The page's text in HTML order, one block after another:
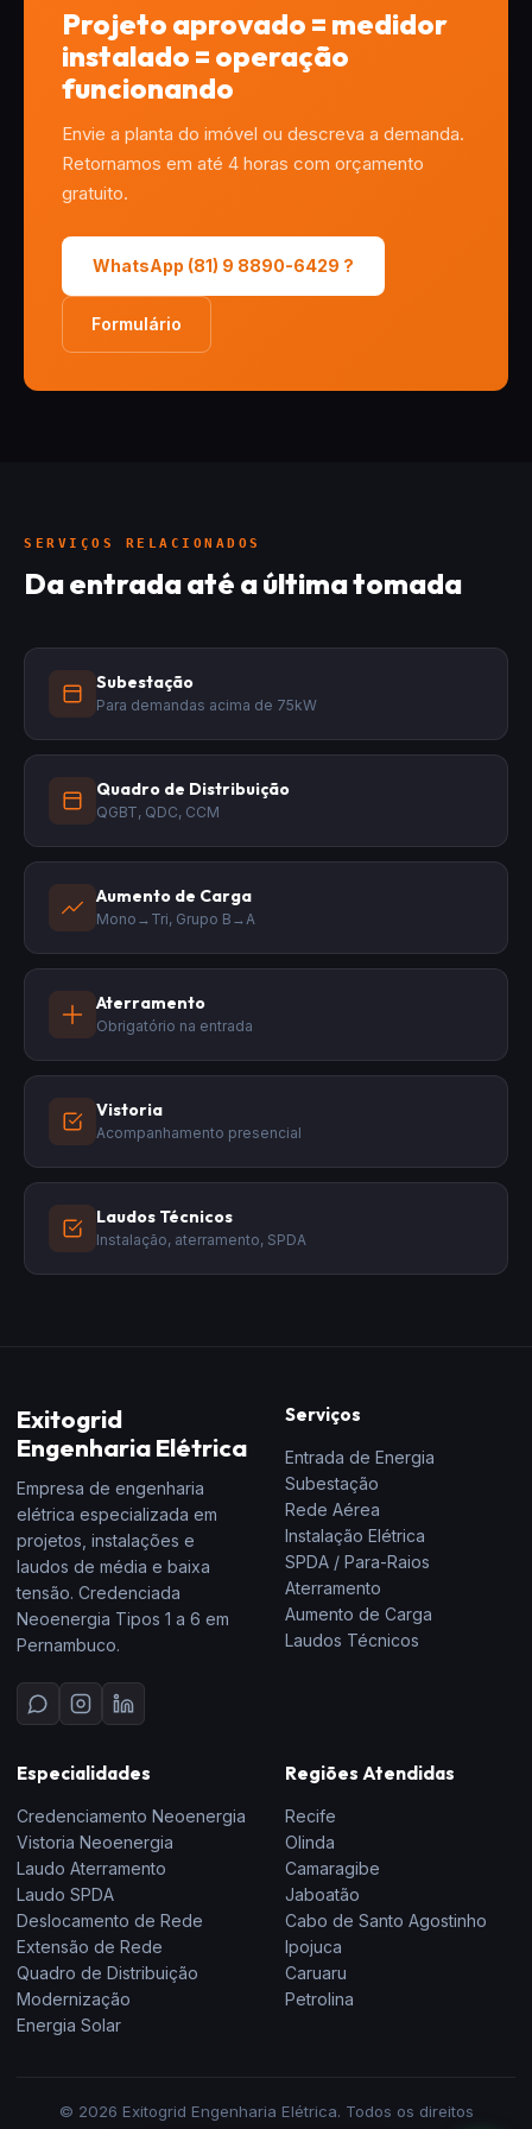
Projeto aprovado = medidor
instalado = operação
funcionando
Envie a planta do imóvel ou descreva a demanda.
Retornamos em até 4 horas com orçamento
gratuito.
WhatsApp (81) 9 8890-6429 ?
Formulário
SERVIÇOS RELACIONADOS
Da entrada até a última tomada
Subestação
Para demandas acima de 75kW
Quadro de Distribuição
QGBT, QDC, CCM
Aumento de Carga
Mono→Tri, Grupo B→A
Aterramento
Obrigatório na entrada
Vistoria
Acompanhamento presencial
Laudos Técnicos
Instalação, aterramento, SPDA
Exitogrid
Engenharia Elétrica
Empresa de engenharia
elétrica especializada em
projetos, instalações e
laudos de média e baixa
tensão. Credenciada
Neoenergia Tipos 1 a 6 em
Pernambuco.
Serviços
Entrada de Energia
Subestação
Rede Aérea
Instalação Elétrica
SPDA / Para-Raios
Aterramento
Aumento de Carga
Laudos Técnicos
Especialidades
Credenciamento Neoenergia
Vistoria Neoenergia
Laudo Aterramento
Laudo SPDA
Deslocamento de Rede
Extensão de Rede
Quadro de Distribuição
Modernização
Energia Solar
Regiões Atendidas
Recife
Olinda
Camaragibe
Jaboatão
Cabo de Santo Agostinho
Ipojuca
Caruaru
Petrolina
© 2026 Exitogrid Engenharia Elétrica. Todos os direitos